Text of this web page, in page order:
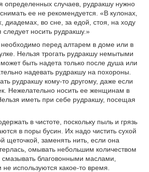
определенных случаев, рудракшу нужно
ее не рекомендуется. «В кулонах,
диадемах, во сне, за едой, стоя, на ходу
носить рудракшу.»
перед алтарем в доме или в
Нельзя трогать рудракшу немытыми
быть надета только после душа или
надевать рудракшу на похороны.
рудракшу кому-то другому, даже если
Нежелательно носить ее женщинам в
иметь при себе рудракшу, посещая
в чистоте, поскольку пыль и грязь
в поры бусин. Их надо чистить сухой
щеточкой, заменять нить, если она
омывать небольшим количеством
благовонными маслами,
используются какое-то время.